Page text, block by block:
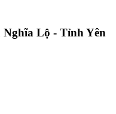
Lộ - Tỉnh Yên